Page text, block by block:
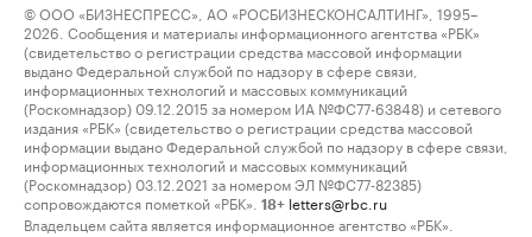
© ООО «БИЗНЕСПРЕСС», АО «РОСБИЗНЕСКОНСАЛТИНГ», 1995–
2026. Сообщения и материалы информационного агентства «РБК»
(свидетельство о регистрации средства массовой информации
выдано Федеральной службой по надзору в сфере связи,
информационных технологий и массовых коммуникаций
(Роскомнадзор) 09.12.2015 за номером ИА №ФС77-63848) и сетевого
издания «РБК» (свидетельство о регистрации средства массовой
информации выдано Федеральной службой по надзору в сфере связи,
информационных технологий и массовых коммуникаций
(Роскомнадзор) 03.12.2021 за номером ЭЛ №ФС77-82385)
сопровождаются пометкой «РБК».
18+ letters@rbc.ru
Владельцем сайта является информационное агентство «РБК».